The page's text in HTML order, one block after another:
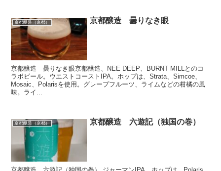
京都醸造（京都） 京都醸造 曇りなき眼
京都醸造 曇りなき眼京都醸造、NEE DEEP、BURNT MILLとのコ
ラボビール。ウエストコーストIPA。ホップは、Strata、Simcoe、
Mosaic、Polarisを使用。グレープフルーツ、ライムなどの柑橘の風
味。ライ...
京都醸造（京都） 京都醸造 六遊記（独国の巻）